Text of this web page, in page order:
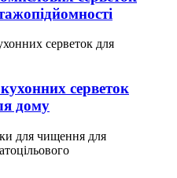
серветок
дому